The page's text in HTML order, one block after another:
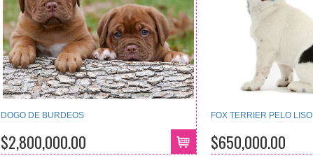
DOGO DE BURDEOS
$2,800,000.00
FOX TERRIER PELO LISO
$650,000.00